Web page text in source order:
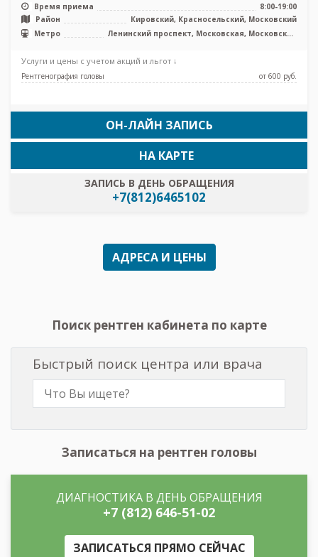
Время приема
8:00-19:00
Район
Кировский, Красносельский, Московский
Метро
Ленинский проспект, Московская, Московские
Услуги и цены с учетом акций и льгот ↓
Рентгенография головы от 600 pуб.
ОН-ЛАЙН ЗАПИСЬ
ЗАПИСЬ В ДЕНЬ ОБРАЩЕНИЯ
+7(812)6465102
НА КАРТЕ
АДРЕСА И ЦЕНЫ
Поиск рентген кабинета по карте
Быстрый поиск центра или врача
Записаться на рентген головы
ДИАГНОСТИКА В ДЕНЬ ОБРАЩЕНИЯ
+7 (812) 646-51-02
ЗАПИСАТЬСЯ ПРЯМО СЕЙЧАС